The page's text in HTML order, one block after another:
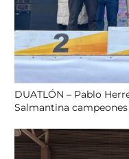
DUATLÓN – Pablo
Salmantina